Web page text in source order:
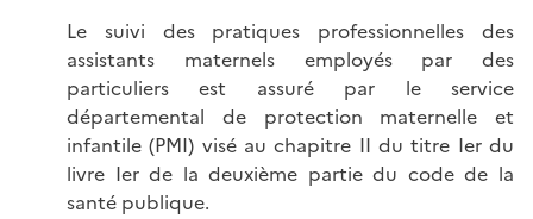
Le suivi des pratiques professionnelles des
assistants maternels employés par des
particuliers est assuré par le service
départemental de protection maternelle et
infantile (PMI) visé au chapitre II du titre Ier du
livre Ier de la deuxième partie du code de la
santé publique.